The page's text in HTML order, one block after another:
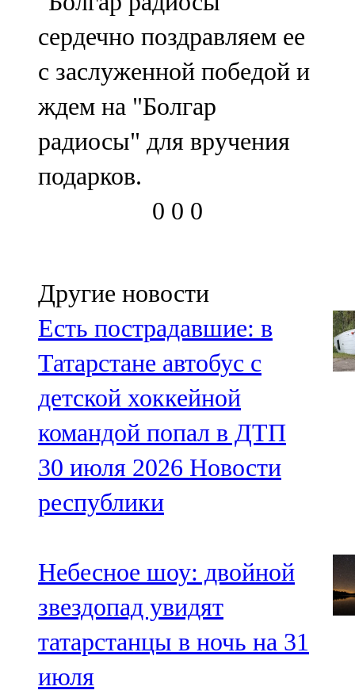
107,8 FM
Теләче
106,1 FM
Түбән Кама
102,6 FM
Чирмешән
103,0 FM
Чүпрәле
91,0 FM
Шәмәрдән
102,3 FM
Яңа чишмә
107,0 FM
105,5 FM
сердечно поздравляем ее
с заслуженной победой и
ждем на "Болгар
радиосы" для вручения
подарков.
0 0 0
Другие новости
Есть пострадавшие: в
Татарстане автобус с
детской хоккейной
командой попал в ДТП
30 июля 2026 Новости
республики
Небесное шоу: двойной
звездопад увидят
татарстанцы в ночь на 31
июля